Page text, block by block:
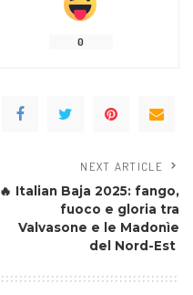
0
NEXT ARTICLE
🔥 Italian Baja 2025: fango,
fuoco e gloria tra
Valvasone e le Madonìe
del Nord-Est